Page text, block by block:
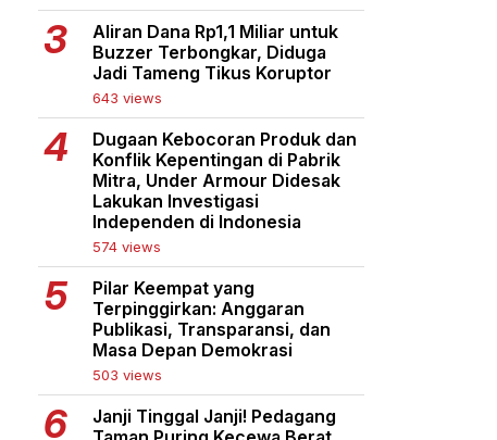
Aliran Dana Rp1,1 Miliar untuk
Buzzer Terbongkar, Diduga
Jadi Tameng Tikus Koruptor
643 views
Dugaan Kebocoran Produk dan
Konflik Kepentingan di Pabrik
Mitra, Under Armour Didesak
Lakukan Investigasi
Independen di Indonesia
574 views
Pilar Keempat yang
Terpinggirkan: Anggaran
Publikasi, Transparansi, dan
Masa Depan Demokrasi
503 views
Janji Tinggal Janji! Pedagang